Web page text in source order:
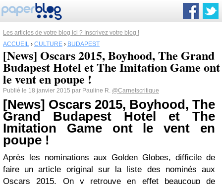
Les articles de votre blog ici ? Inscrivez votre blog !
ACCUEIL › CULTURE › BUDAPEST
[News] Oscars 2015, Boyhood, The Grand
Budapest Hotel et The Imitation Game ont
le vent en poupe !
Publié le 18 janvier 2015 par Pauline R. @Carnetscritique
[News] Oscars 2015, Boyhood, The
Grand Budapest Hotel et The
Imitation Game ont le vent en
poupe !
Après les nominations aux Golden Globes, difficile de
faire un article original sur la liste des nominés aux
Oscars 2015. On y retrouve en effet beaucoup de